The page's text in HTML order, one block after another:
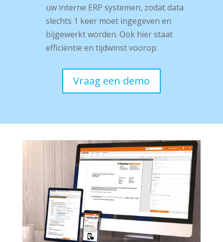
uw interne ERP systemen, zodat data
slechts 1 keer moet ingegeven en
bijgewerkt worden. Ook hier staat
efficiëntie en tijdwinst voorop.
Vraag een demo